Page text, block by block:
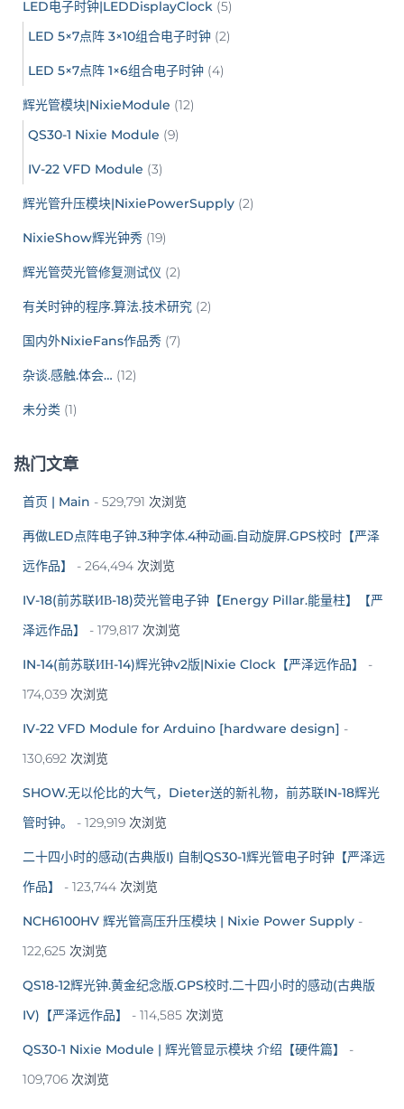
LED电子时钟|LEDDisplayClock (5)
LED 5×7点阵 3×10组合电子时钟 (2)
LED 5×7点阵 1×6组合电子时钟 (4)
辉光管模块|NixieModule (12)
QS30-1 Nixie Module (9)
IV-22 VFD Module (3)
辉光管升压模块|NixiePowerSupply (2)
NixieShow辉光钟秀 (19)
辉光管荧光管修复测试仪 (2)
有关时钟的程序.算法.技术研究 (2)
国内外NixieFans作品秀 (7)
杂谈.感触.体会… (12)
未分类 (1)
热门文章
首页 | Main - 529,791 次浏览
再做LED点阵电子钟.3种字体.4种动画.自动旋屏.GPS校时【严泽
远作品】
- 264,494 次浏览
IV-18(前苏联ИВ-18)荧光管电子钟【Energy Pillar.能量柱】【严
泽远作品】
- 179,817 次浏览
IN-14(前苏联ИН-14)辉光钟v2版|Nixie Clock【严泽远作品】
-
174,039 次浏览
IV-22 VFD Module for Arduino [hardware design] -
130,692 次浏览
SHOW.无以伦比的大气，Dieter送的新礼物，前苏联IN-18辉光
管时钟。
- 129,919 次浏览
二十四小时的感动(古典版I) 自制QS30-1辉光管电子时钟【严泽远
作品】
- 123,744 次浏览
NCH6100HV 辉光管高压升压模块 | Nixie Power Supply -
122,625 次浏览
QS18-12辉光钟.黄金纪念版.GPS校时.二十四小时的感动(古典版
IV)【严泽远作品】
- 114,585 次浏览
QS30-1 Nixie Module | 辉光管显示模块 介绍【硬件篇】
-
109,706 次浏览